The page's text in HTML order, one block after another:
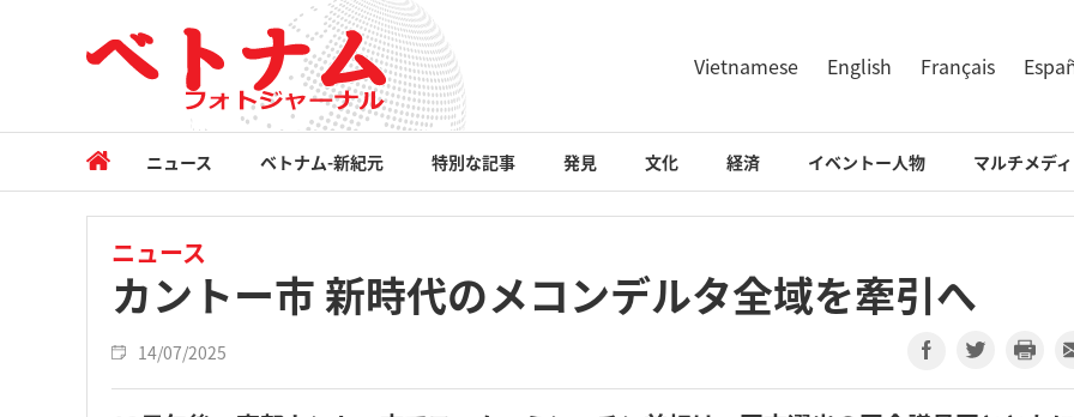
Vietnamese English Français
ニュース ベトナム-新紀元 特別な記事 発見 文化 経済 イベントー人物 マルチメデ
ニュース
カントー市 新時代のメコンデルタ全域を牽引へ
14/07/2025